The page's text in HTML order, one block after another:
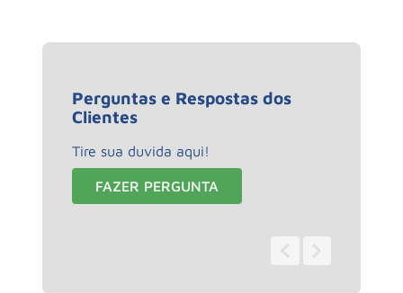
Perguntas e Respostas dos
Clientes
Tire sua duvida aqui!
FAZER PERGUNTA